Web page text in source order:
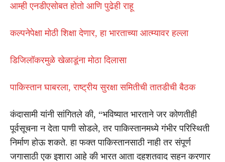
आम्ही एनडीएसोबत होतो आणि पुढेही राहू
कल्पनेपेक्षा मोठी शिक्षा देणार, हा भारताच्या आत्म्यावर हल्ला
डिजिलॉकरमुळे खेळाडूंना मोठा दिलासा
पाकिस्तान घाबरला, राष्ट्रीय सुरक्षा समितीची तातडीची बैठक
कंदासामी यांनी सांगितले की, “भविष्यात भारताने जर कोणतीही
पूर्वसूचना न देता पाणी सोडले, तर पाकिस्तानमध्ये गंभीर परिस्थिती
निर्माण होऊ शकते. हा फक्त पाकिस्तानसाठी नाही तर संपूर्ण
जगासाठी एक इशारा आहे की भारत आता दहशतवाद सहन करणार